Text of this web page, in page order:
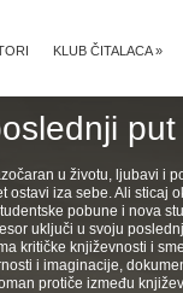
KLUB ČITALACA»
put
u životu, ljubavi i
ostavi iza sebe. Ali sticaj
pobune i nova
uključi u svoju
kritičke književnosti i
i imaginacije,
protiče između